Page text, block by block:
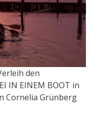
den
IN EINEM BOOT in
Cornelia Grünberg